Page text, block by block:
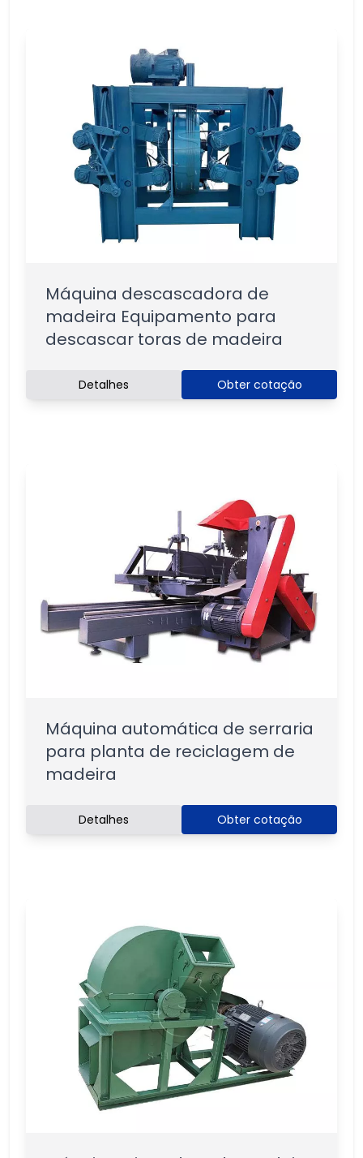
Máquina descascadora de
madeira Equipamento para
descascar toras de madeira
Detalhes Obter cotação
Máquina automática de serraria
para planta de reciclagem de
madeira
Detalhes Obter cotação